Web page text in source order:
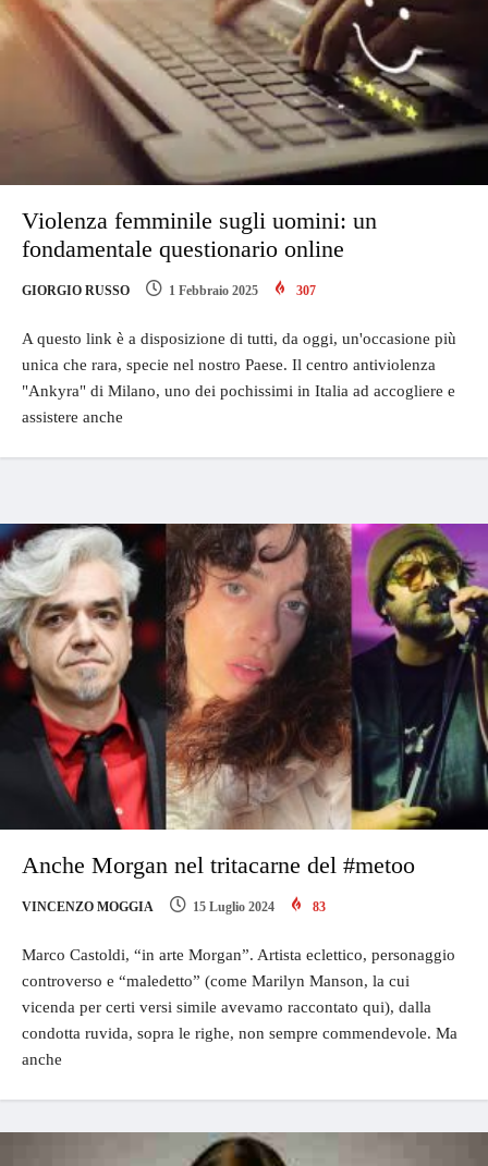
Violenza femminile sugli uomini: un
fondamentale questionario online
GIORGIO RUSSO 1 Febbraio 2025 307
A questo link è a disposizione di tutti, da oggi, un'occasione più
unica che rara, specie nel nostro Paese. Il centro antiviolenza
"Ankyra" di Milano, uno dei pochissimi in Italia ad accogliere e
assistere anche
Anche Morgan nel tritacarne del #metoo
VINCENZO MOGGIA 15 Luglio 2024 83
Marco Castoldi, “in arte Morgan”. Artista eclettico, personaggio
controverso e “maledetto” (come Marilyn Manson, la cui
vicenda per certi versi simile avevamo raccontato qui), dalla
condotta ruvida, sopra le righe, non sempre commendevole. Ma
anche